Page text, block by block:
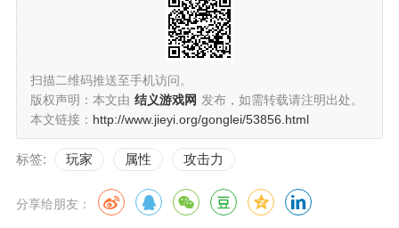
扫描二维码推送至手机访问。
版权声明：本文由 结义游戏网 发布，如需转载请注明出处。
本文链接： http://www.jieyi.org/gonglei/53856.html
标签: 玩家 属性 攻击力
分享给朋友：